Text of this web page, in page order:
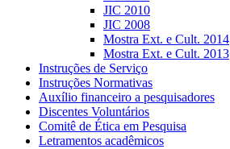
JIC 2010
JIC 2008
Mostra Ext. e Cult. 2014
Mostra Ext. e Cult. 2013
Instruções de Serviço
Instruções Normativas
Auxílio financeiro a pesquisadores
Discentes Voluntários
Comitê de Ética em Pesquisa
Letramentos acadêmicos